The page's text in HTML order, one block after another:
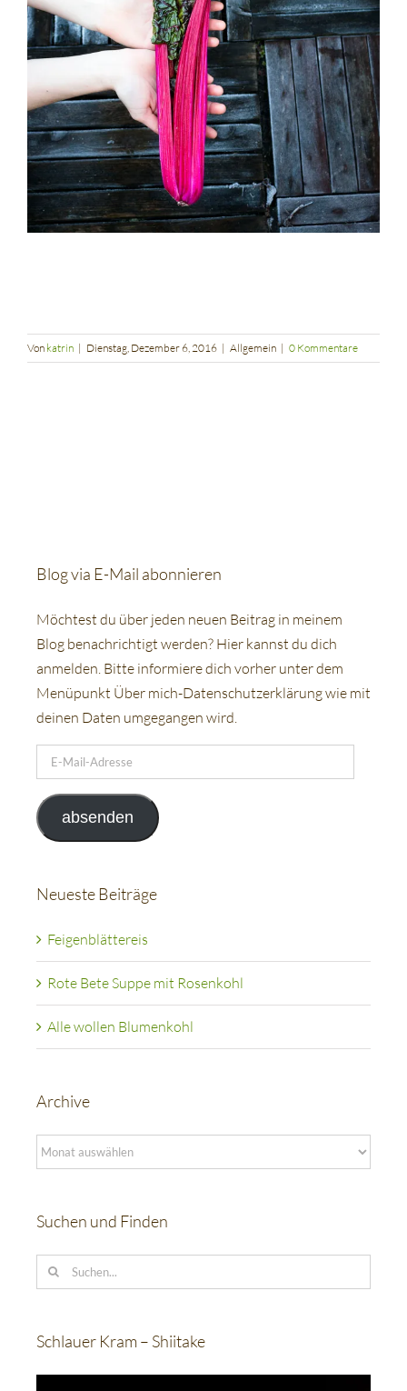
Von katrin | Dienstag, Dezember 6, 2016 | Allgemein | 0 Kommentare
Blog via E-Mail abonnieren
Möchtest du über jeden neuen Beitrag in meinem
Blog benachrichtigt werden? Hier kannst du dich
anmelden. Bitte informiere dich vorher unter dem
Menüpunkt Über mich-Datenschutzerklärung wie mit
deinen Daten umgegangen wird.
Mail-
Adresse
absenden
Neueste Beiträge
Feigenblättereis
Rote Bete Suppe mit Rosenkohl
Alle wollen Blumenkohl
Archive
Archive
Suchen und Finden
Suche
nach:
Schlauer Kram – Shiitake